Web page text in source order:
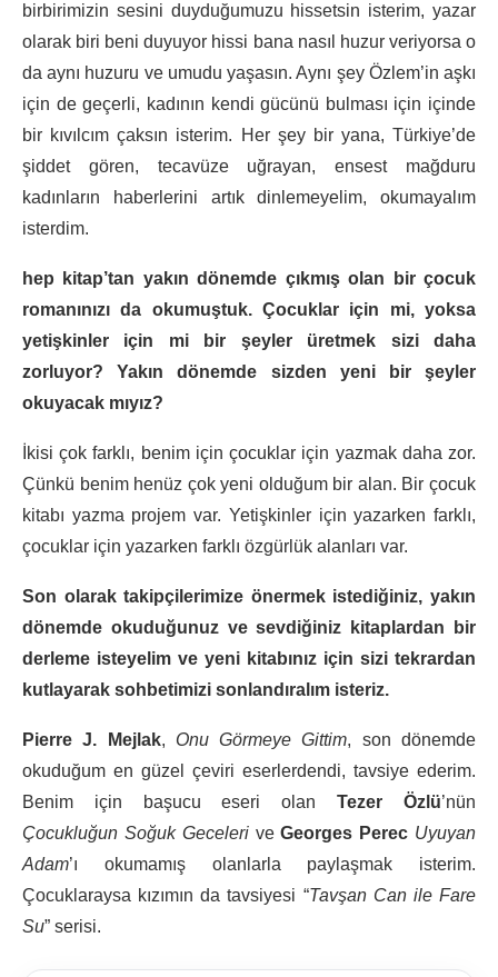
birbirimizin sesini duyduğumuzu hissetsin isterim, yazar
olarak biri beni duyuyor hissi bana nasıl huzur veriyorsa o
da aynı huzuru ve umudu yaşasın. Aynı şey Özlem’in aşkı
için de geçerli, kadının kendi gücünü bulması için içinde
bir kıvılcım çaksın isterim. Her şey bir yana, Türkiye’de
şiddet gören, tecavüze uğrayan, ensest mağduru
kadınların haberlerini artık dinlemeyelim, okumayalım
isterdim.
hep kitap’tan yakın dönemde çıkmış olan bir çocuk
romanınızı da okumuştuk. Çocuklar için mi, yoksa
yetişkinler için mi bir şeyler üretmek sizi daha
zorluyor? Yakın dönemde sizden yeni bir şeyler
okuyacak mıyız?
İkisi çok farklı, benim için çocuklar için yazmak daha zor.
Çünkü benim henüz çok yeni olduğum bir alan. Bir çocuk
kitabı yazma projem var. Yetişkinler için yazarken farklı,
çocuklar için yazarken farklı özgürlük alanları var.
Son olarak takipçilerimize önermek istediğiniz, yakın
dönemde okuduğunuz ve sevdiğiniz kitaplardan bir
derleme isteyelim ve yeni kitabınız için sizi tekrardan
kutlayarak sohbetimizi sonlandıralım isteriz.
Pierre J. Mejlak, Onu Görmeye Gittim, son dönemde
okuduğum en güzel çeviri eserlerdendi, tavsiye ederim.
Benim için başucu eseri olanTezer Özlü’nün
Çocukluğun Soğuk GeceleriveGeorges Perec Uyuyan
Adam’ı okumamış olanlarla paylaşmak isterim.
Çocuklaraysa kızımın da tavsiyesi “Tavşan Can ile Fare
Su” serisi.